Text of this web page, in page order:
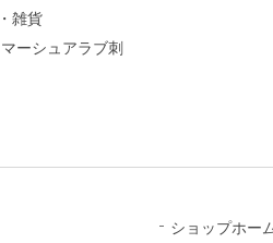
雑貨
ーシュアラブ刺
ショップホー